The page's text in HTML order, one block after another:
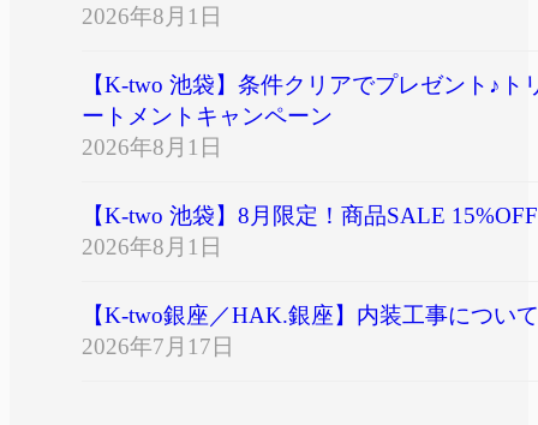
2026年8月1日
【K-two 池袋】条件クリアでプレゼント♪ト
ートメントキャンペーン
2026年8月1日
【K-two 池袋】8月限定！商品SALE 15%OFF
2026年8月1日
【K-two銀座／HAK.銀座】内装工事について
2026年7月17日